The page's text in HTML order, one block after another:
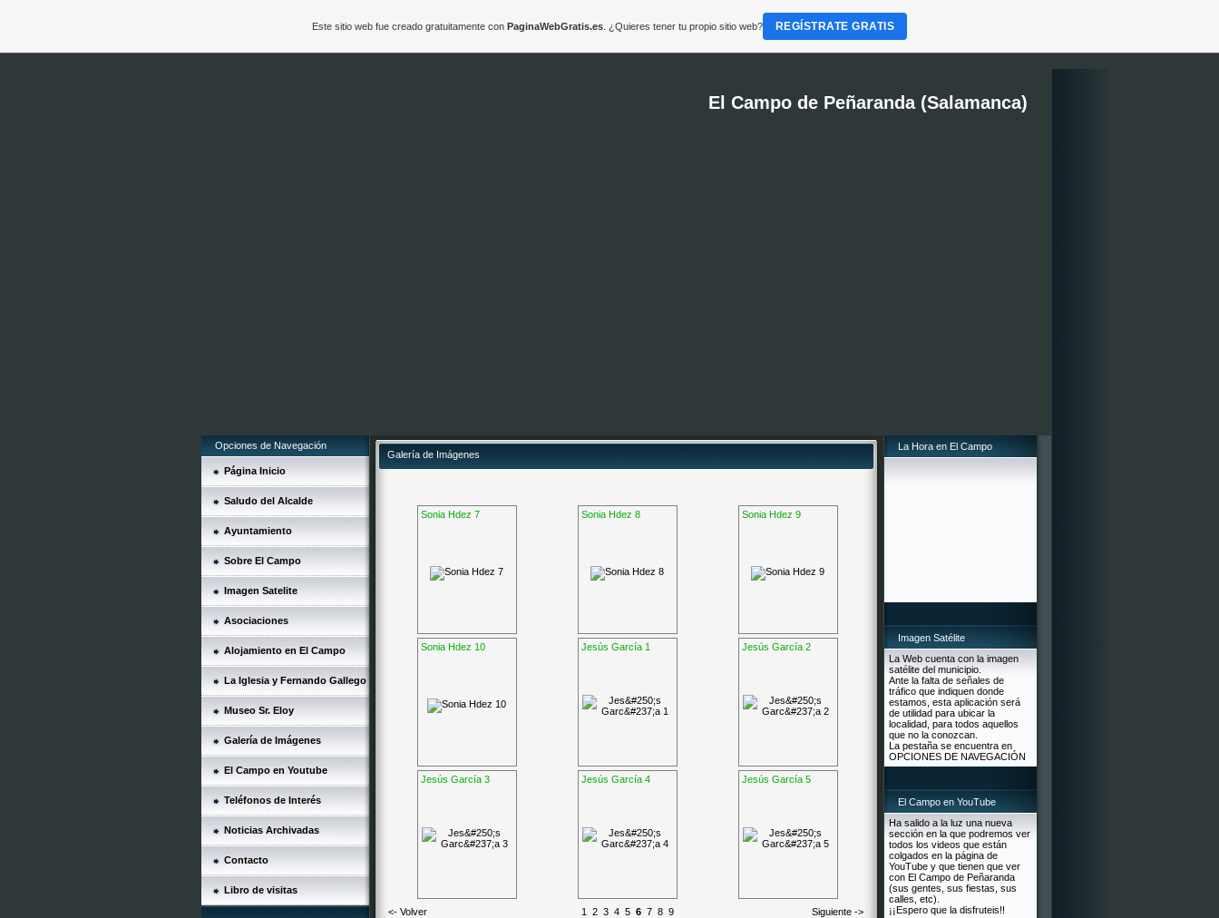
El Campo de Peñaranda (Salamanca)
Opciones de Navegación
Página Inicio
Saludo del Alcalde
Ayuntamiento
Sobre El Campo
Imagen Satelite
Asociaciones
Alojamiento en El Campo
La Iglesia y Fernando Gallego
Museo Sr. Eloy
Galería de Imágenes
El Campo en Youtube
Teléfonos de Interés
Noticias Archivadas
Contacto
Libro de visitas
Galería de Imágenes
Sonia Hdez 7 Sonia Hdez 8 Sonia Hdez 9
Sonia Hdez 10 Jesús García 1 Jesús García 2
Jesús García 3 Jesús García 4 Jesús García 5
<- Volver 1 2 3 4 5 6 7 8 9 Siguiente ->
La Hora en El Campo
Imagen Satélite
La Web cuenta con la imagen
satélite del municipio.
Ante la falta de señales de
tráfico que indiquen donde
estamos, esta aplicación será
de utilidad para ubicar la
localidad, para todos aquellos
que no la conozcan.
La pestaña se encuentra en
OPCIONES DE NAVEGACIÓN
El Campo en YouTube
Ha salido a la luz una nueva
sección en la que podremos ver
todos los videos que están
colgados en la página de
YouTube y que tienen que ver
con El Campo de Peñaranda
(sus gentes, sus fiestas, sus
calles, etc).
¡¡Espero que la disfruteis!!
Este sitio web fue creado gratuitamente con PaginaWebGratis.es. ¿Quieres tener tu propio sitio web? REGÍSTRATE GRATIS